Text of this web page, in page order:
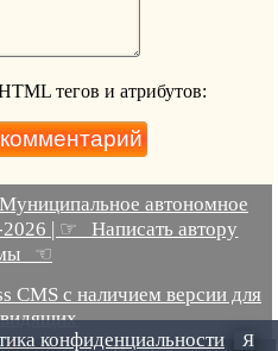
тегов и атрибутов:
автономное
| ☞ Написать автору
☜
CMS с наличием версии для
конфиденциальности Я